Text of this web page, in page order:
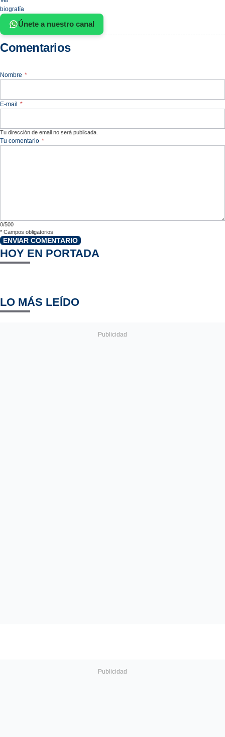
biografía
Únete a nuestro canal
Comentarios
Nombre *
E-mail *
Tu dirección de email no será publicada.
Tu comentario *
0/500
* Campos obligatorios
ENVIAR COMENTARIO
HOY EN PORTADA
LO MÁS LEÍDO